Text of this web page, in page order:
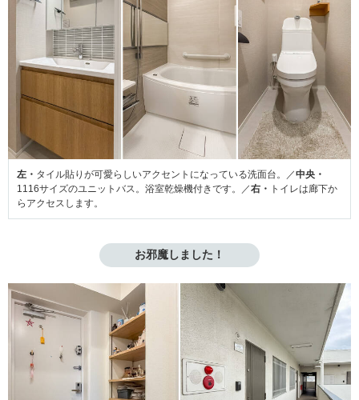
左・ タイル貼りが可愛らしいアクセントになっている洗面台。／中央・
1116サイズのユニットバス。浴室乾燥機付きです。／右・ トイレは廊下か
らアクセスします。
お邪魔しました！